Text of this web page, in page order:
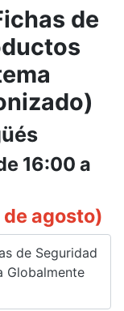
de
16:00 a
agosto)
de Seguridad
Globalmente